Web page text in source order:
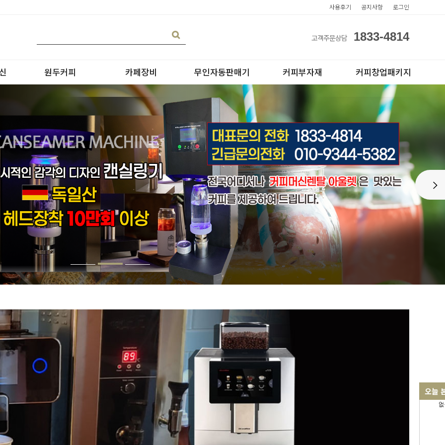
사용후기 공지사항 로그인
고객주문상담 1833-4814
원두커피
블랜딩
원두커피의 종류
카페장비
온수기/우유스팀기
블렌더
그라인더
CAN 캔시머 캔실링기
무인자동판매기 커피부자재
아이스컵
테이크아웃컵
커피창업패키지
전자동카페창업페키지
반자동카페창업페키지
반자동커피머신판매
오늘